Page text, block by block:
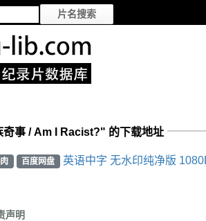
奇事 / Am I Racist?" 的下载地址
百度网盘 英语中字 无水印纯净版
声明